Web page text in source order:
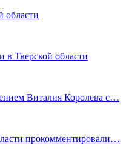
области
в Тверской области
Виталия Королева с…
прокомментировали…